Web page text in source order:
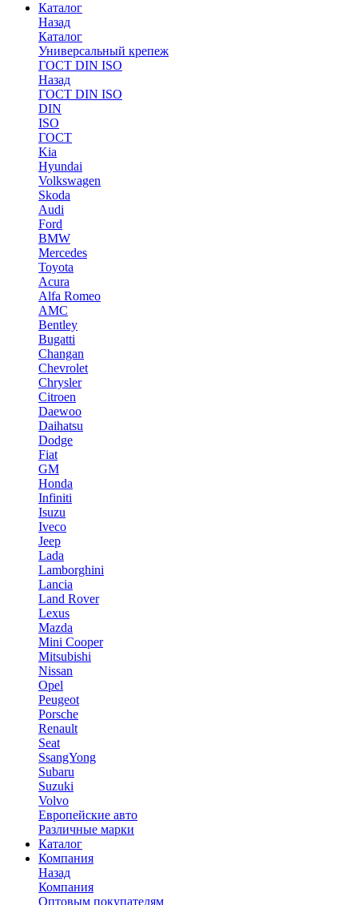
Каталог
Назад
Каталог
Универсальный крепеж
ГОСТ DIN ISO
Назад
ГОСТ DIN ISO
DIN
ISO
ГОСТ
Kia
Hyundai
Volkswagen
Skoda
Audi
Ford
BMW
Mercedes
Toyota
Acura
Alfa Romeo
AMC
Bentley
Bugatti
Changan
Chevrolet
Chrysler
Citroen
Daewoo
Daihatsu
Dodge
Fiat
GM
Honda
Infiniti
Isuzu
Iveco
Jeep
Lada
Lamborghini
Lancia
Land Rover
Lexus
Mazda
Mini Cooper
Mitsubishi
Nissan
Opel
Peugeot
Porsche
Renault
Seat
SsangYong
Subaru
Suzuki
Volvo
Европейские авто
Различные марки
Каталог
Компания
Назад
Компания
Оптовым покупателям